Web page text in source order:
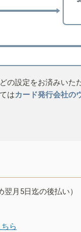
設定をお済みいた
はカード発行会社の
月5日迄の後払い）
ら